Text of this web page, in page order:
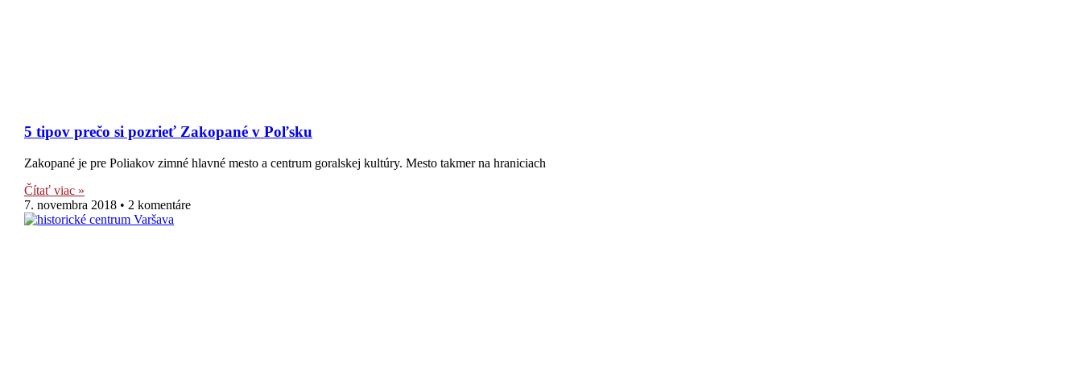
5 tipov prečo si pozrieť Zakopané v Poľsku
Zakopané je pre Poliakov zimné hlavné mesto a centrum goralskej kultúry. Mesto takmer na hraniciach
Čítať viac »
7. novembra 2018
2 komentáre